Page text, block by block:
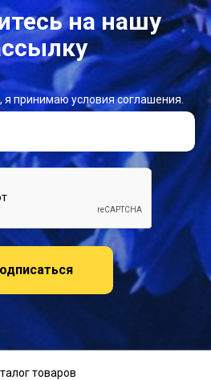
на нашу
я принимаю условия соглашения.
товаров